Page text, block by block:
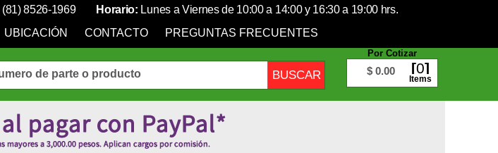
(81) 8526-1969 Horario: Lunes a Viernes de 10:00 a 14:00 y 16:30 a 19:00 hrs.
UBICACIÓN CONTACTO PREGUNTAS FRECUENTES
Por Cotizar
$ 0.00 0
Items